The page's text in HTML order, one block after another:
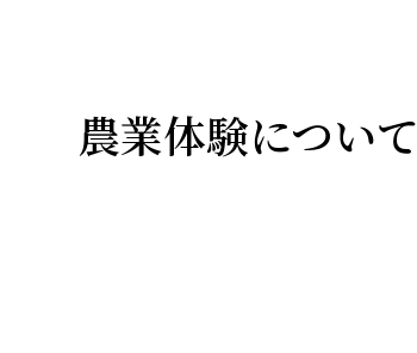
農業体験について